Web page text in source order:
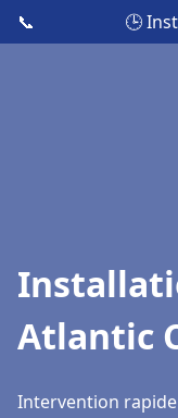
📞 🕒
Atlantic
Intervention